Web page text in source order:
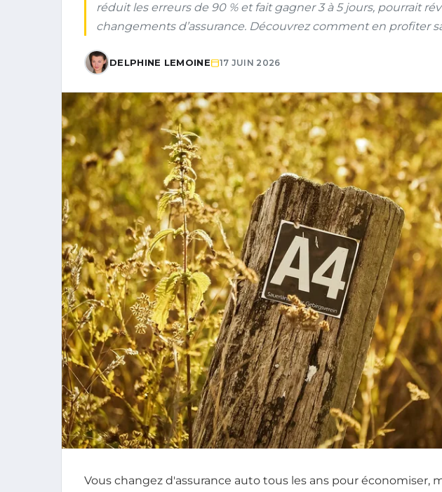
réduit les erreurs de 90 % et fait gagner 3 à 5 jours, pourrait
changements d’assurance. Découvrez comment en profiter
DELPHINE LEMOINE 17 JUIN 2026
Vous changez d'assurance auto tous les ans pour économiser,